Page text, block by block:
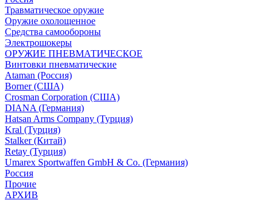
Травматическое оружие
Оружие охолощенное
Средства самообороны
Электрошокеры
ОРУЖИЕ ПНЕВМАТИЧЕСКОЕ
Винтовки пневматические
Ataman (Россия)
Borner (США)
Crosman Corporation (США)
DIANA (Германия)
Hatsan Arms Company (Турция)
Kral (Турция)
Stalker (Китай)
Retay (Турция)
Umarex Sportwaffen GmbH & Co. (Германия)
Россия
Прочие
АРХИВ